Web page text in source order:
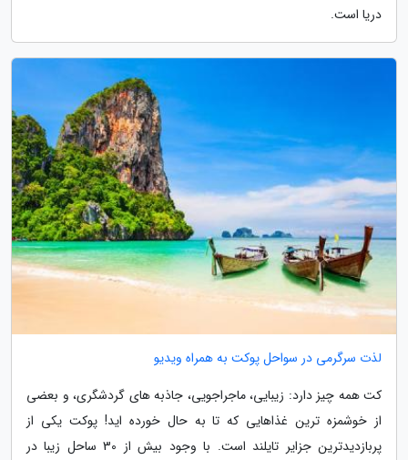
دریا است.
لذت سرگرمی در سواحل پوکت به همراه ویدیو
کت همه چیز دارد: زیبایی، ماجراجویی، جاذبه های گردشگری، و بعضی
از خوشمزه ترین غذاهایی که تا به حال خورده اید! پوکت یکی از
پربازدیدترین جزایر تایلند است. با وجود بیش از 30 ساحل زیبا در